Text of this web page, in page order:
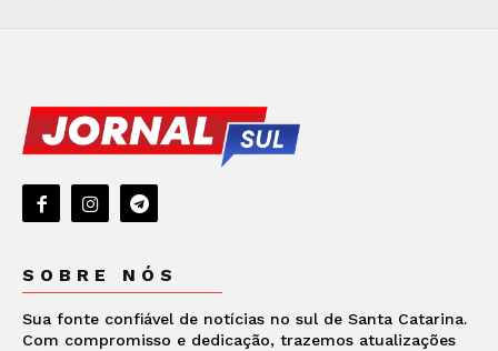
SOBRE NÓS
Sua fonte confiável de notícias no sul de Santa Catarina.
Com compromisso e dedicação, trazemos atualizações